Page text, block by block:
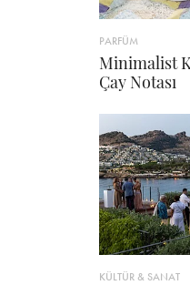
PARFÜM
Minimalist
Çay Notası
KÜLTÜR & SANAT